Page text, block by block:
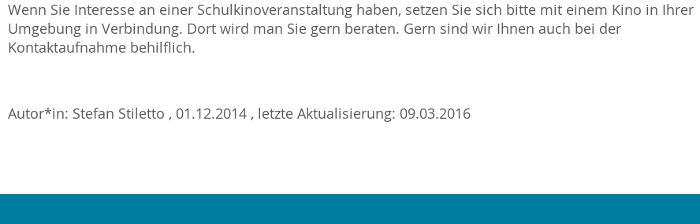
Wenn Sie Interesse an einer Schulkinoveranstaltung haben, setzen Sie sich bitte mit einem Kino in Ihrer
Umgebung in Verbindung. Dort wird man Sie gern beraten. Gern sind wir Ihnen auch bei der
Kontaktaufnahme behilflich.
Autor*in: Stefan Stiletto , 01.12.2014 , letzte Aktualisierung: 09.03.2016